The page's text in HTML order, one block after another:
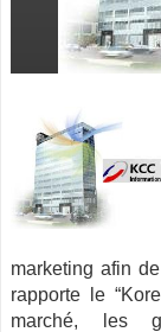
marketing afin
rapporte le
marché, les